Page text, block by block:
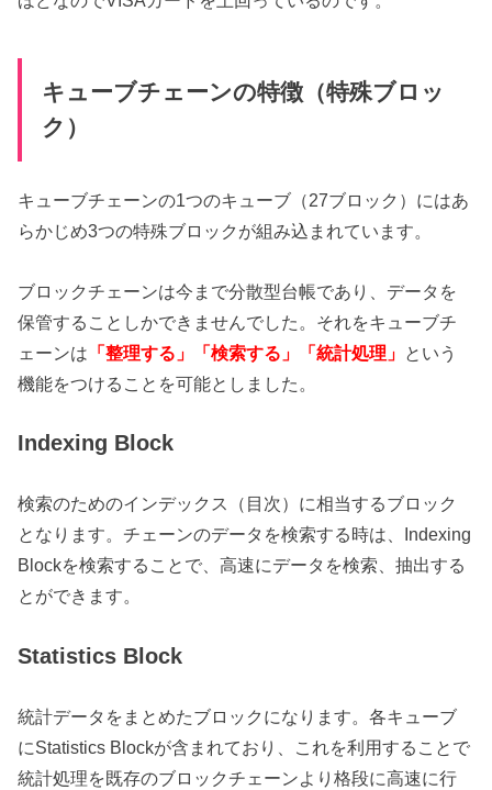
キューブチェーンの特徴（特殊ブロッ
ク）
キューブチェーンの1つのキューブ（27ブロック）にはあ
らかじめ3つの特殊ブロックが組み込まれています。
ブロックチェーンは今まで分散型台帳であり、データを
保管することしかできませんでした。それをキューブチ
ェーンは 「整理する」「検索する」「統計処理」 という
機能をつけることを可能としました。
Indexing Block
検索のためのインデックス（目次）に相当するブロック
となります。チェーンのデータを検索する時は、Indexing
Blockを検索することで、高速にデータを検索、抽出する
とができます。
Statistics Block
統計データをまとめたブロックになります。各キューブ
にStatistics Blockが含まれており、これを利用することで
統計処理を既存のブロックチェーンより格段に高速に行